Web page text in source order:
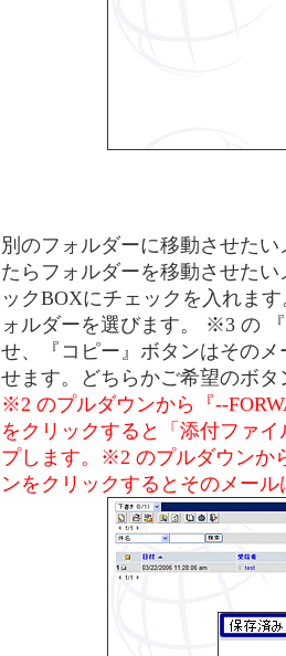
別のフォルダーに移動させた
たらフォルダーを移動させた
ックBOXにチェックを入れま
ォルダーを選びます。 ※3 の
せ、『コピー』ボタンはその
せます。どちらかご希望のボ
※2 のプルダウンから『--
をクリックすると「添付ファ
プします。※2 のプルダウンか
ンをクリックするとそのメー